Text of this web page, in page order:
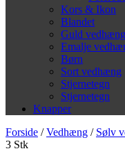
Kors & Ikon
Blandet
Guld vedhæng
Emalje
Børn
Sort vedhæng
Stjernetegn
Stjernetegn
Knapper
Forside /Vedhæng / Sølv
3 Stk